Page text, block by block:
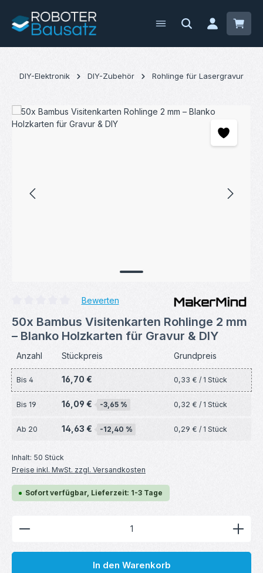
Zum Hauptinhalt springen
DIY-Elektronik DIY-Zubehör Rohlinge für Lasergravur
Bildergalerie überspringen
Bewerten
50x Bambus Visitenkarten Rohlinge 2 mm
– Blanko Holzkarten für Gravur & DIY
Anzahl Stückpreis Grundpreis
Bis 4 16,70 € 0,33 € / 1 Stück
Bis 19 16,09 € -3,65 % 0,32 € / 1 Stück
Ab 20 14,63 € -12,40 % 0,29 € / 1 Stück
Inhalt: 50 Stück
Preise inkl. MwSt. zzgl. Versandkosten
Sofort verfügbar, Lieferzeit: 1-3 Tage
Produkt Anzahl: Gib den gewünschten Wert ein
In den Warenkorb